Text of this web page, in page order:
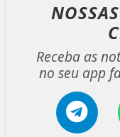
Receba as
no seu app